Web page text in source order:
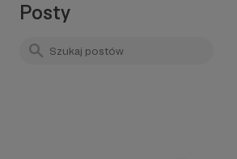
Posty